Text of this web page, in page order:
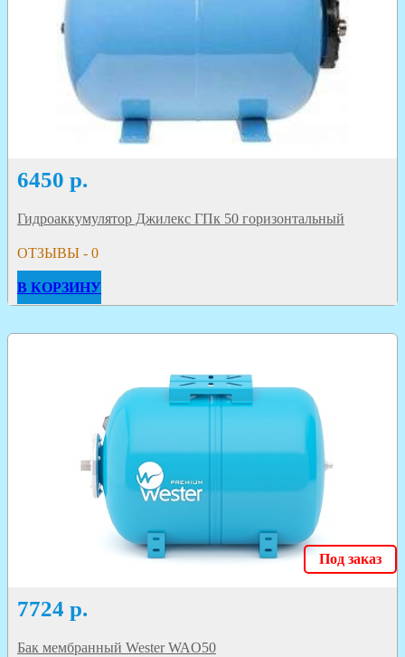
6450 р.
Гидроаккумулятор Джилекс ГПк 50 горизонтальный
ОТЗЫВЫ - 0
В КОРЗИНУ
Под заказ
7724 р.
Бак мембранный Wester WAO50